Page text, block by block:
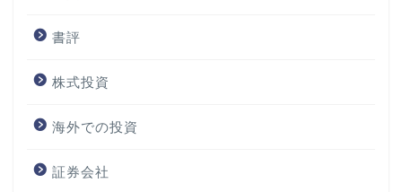
書評
株式投資
海外での投資
証券会社